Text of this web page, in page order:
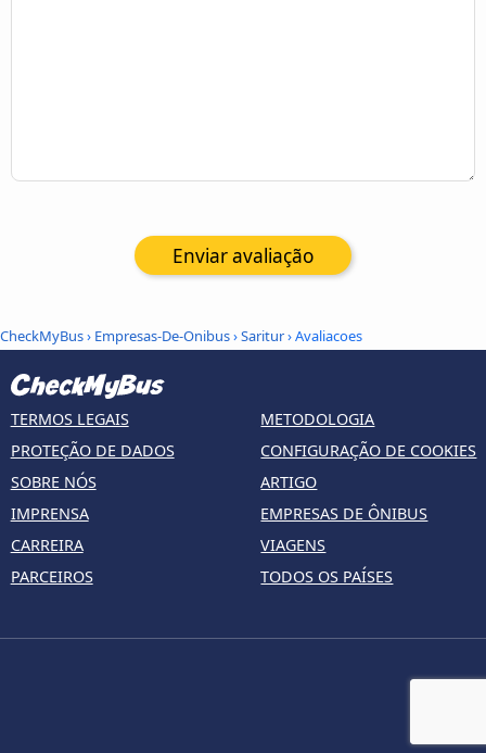
Enviar avaliação
CheckMyBus› Empresas-De-Onibus›Saritur› Avaliacoes
TERMOS LEGAIS
PROTEÇÃO DE DADOS
SOBRE NÓS
IMPRENSA
CARREIRA
PARCEIROS
METODOLOGIA
CONFIGURAÇÃO DE COOKIES
ARTIGO
EMPRESAS DE ÔNIBUS
VIAGENS
TODOS OS PAÍSES